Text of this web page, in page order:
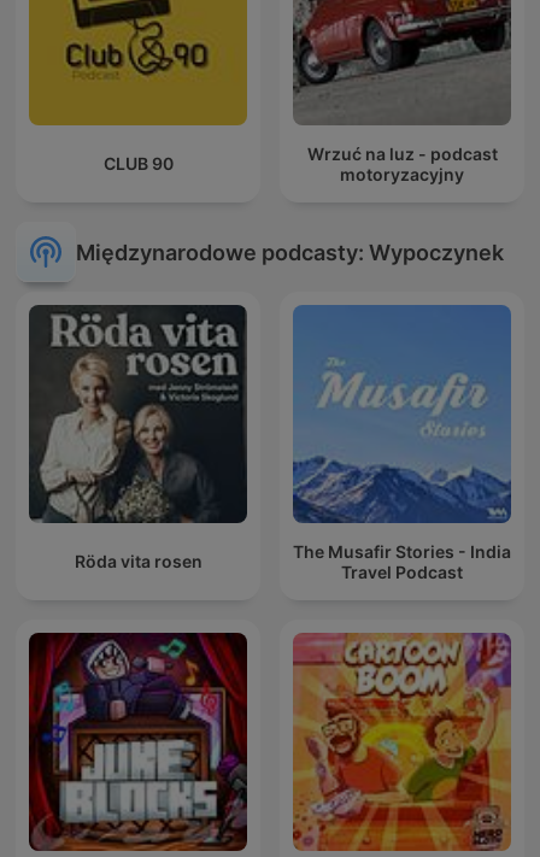
CLUB 90
Wrzuć na luz - podcast
motoryzacyjny
Międzynarodowe podcasty: Wypoczynek
Röda vita rosen
The Musafir Stories - India
Travel Podcast